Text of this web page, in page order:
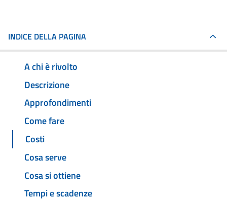
INDICE DELLA PAGINA
A chi è rivolto
Descrizione
Approfondimenti
Come fare
Costi
Cosa serve
Cosa si ottiene
Tempi e scadenze